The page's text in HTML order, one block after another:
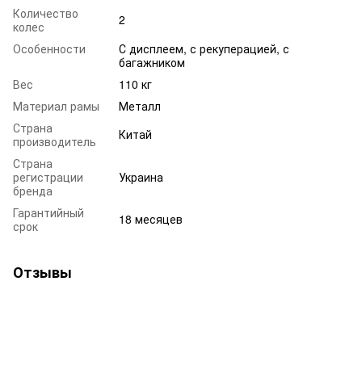
Количество
колес
2
Особенности
С дисплеем, с рекуперацией, с
багажником
Вес
110 кг
Материал рамы
Металл
Страна
производитель
Китай
Страна
регистрации
бренда
Украина
Гарантийный
срок
18 месяцев
Отзывы